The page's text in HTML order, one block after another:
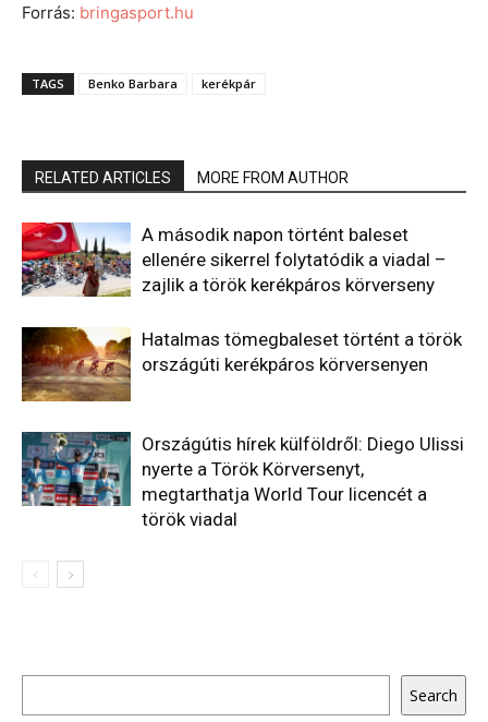
Forrás: bringasport.hu
TAGS Benko Barbara kerékpár
RELATED ARTICLES MORE FROM AUTHOR
A második napon történt baleset
ellenére sikerrel folytatódik a viadal –
zajlik a török kerékpáros körverseny
Hatalmas tömegbaleset történt a török
országúti kerékpáros körversenyen
Országútis hírek külföldről: Diego Ulissi
nyerte a Török Körversenyt,
megtarthatja World Tour licencét a
török viadal
Search